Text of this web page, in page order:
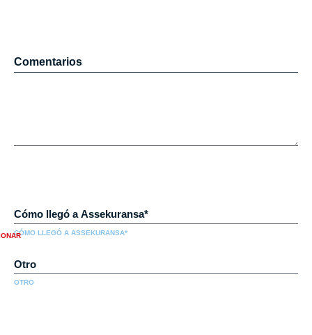
Comentarios
CÓMO LLEGÓ A ASSEKURANSA*
OTRO